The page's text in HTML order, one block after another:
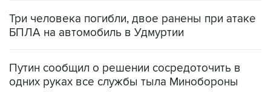
Три человека погибли, двое ранены при атаке
БПЛА на автомобиль в Удмуртии
Путин сообщил о решении сосредоточить в
одних руках все службы тыла Минобороны